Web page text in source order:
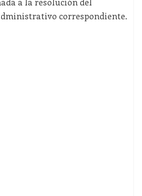
correspondiente.